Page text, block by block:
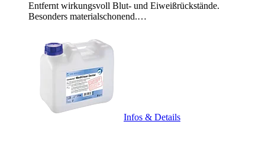
Entfernt wirkungsvoll Blut- und Eiweißrückstände.
Besonders materialschonend.…
Infos & Details